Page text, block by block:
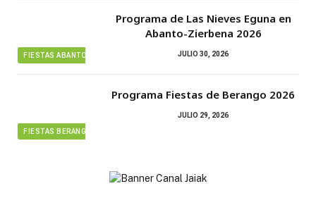
FIESTAS ABANTO ZIERBENA
Programa de Las Nieves Eguna en
Abanto-Zierbena 2026
JULIO 30, 2026
FIESTAS BERANGO
Programa Fiestas de Berango 2026
JULIO 29, 2026